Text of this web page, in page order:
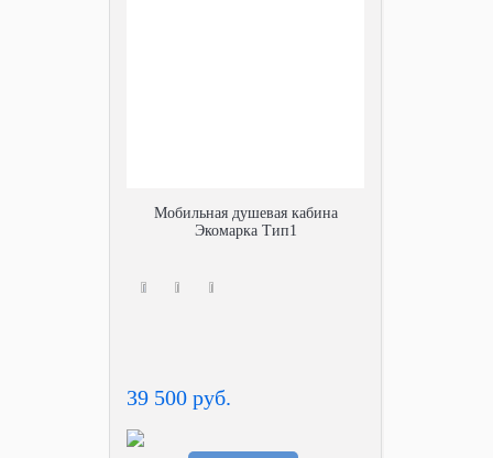
Мобильная душевая кабина
Экомарка Тип1
39 500 руб.